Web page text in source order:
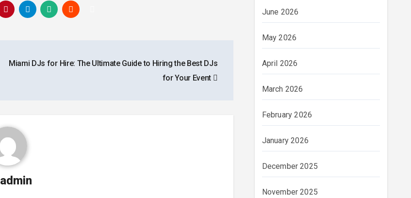
Miami DJs for Hire: The Ultimate Guide to Hiring the Best DJs
for Your Event
admin
June 2026
May 2026
April 2026
March 2026
February 2026
January 2026
December 2025
November 2025